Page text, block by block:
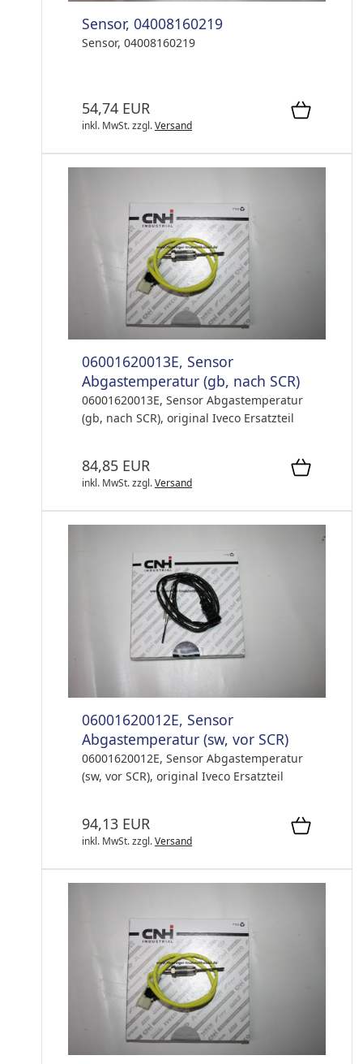
Sensor, 04008160219
Sensor, 04008160219
54,74 EUR
inkl. MwSt.zzgl.Versand
06001620013E, Sensor
Abgastemperatur (gb, nach SCR)
06001620013E, Sensor Abgastemperatur
(gb, nach SCR), original Iveco Ersatzteil
84,85 EUR
inkl. MwSt.zzgl.Versand
06001620012E, Sensor
Abgastemperatur (sw, vor SCR)
06001620012E, Sensor Abgastemperatur
(sw, vor SCR), original Iveco Ersatzteil
94,13 EUR
inkl. MwSt.zzgl.Versand